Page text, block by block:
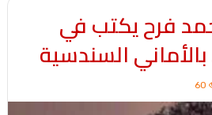
فرح يكتب في
السندسية
60